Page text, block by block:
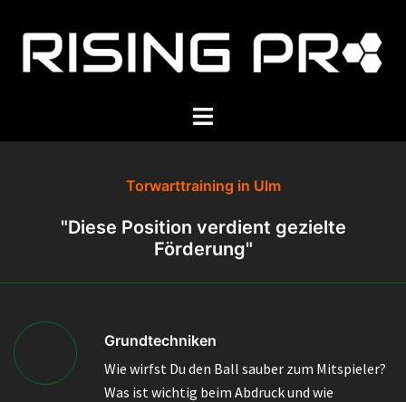
Inhalt
springen
Menü
Torwarttraining in Ulm
"Diese Position verdient gezielte
Förderung"
Grundtechniken
Wie wirfst Du den Ball sauber zum Mitspieler?
Was ist wichtig beim Abdruck und wie